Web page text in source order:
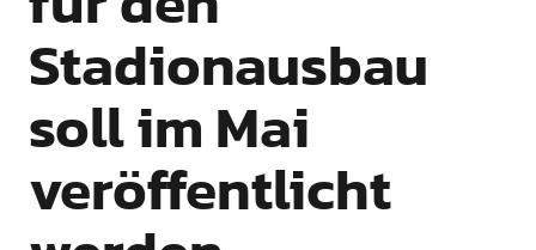
Stadionausbau
soll im Mai
veröffentlicht